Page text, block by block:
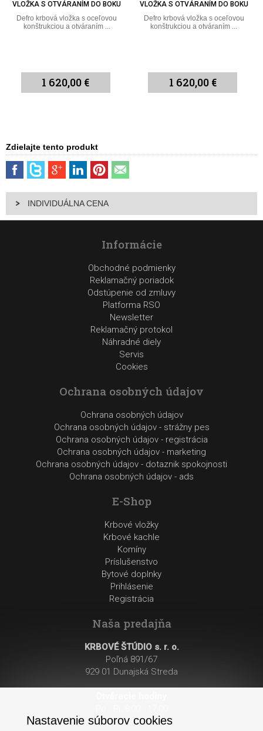
VLOŽKA S OTVÁRANÍM DO BOKU
Defro krbová vložka s oceľovou
konštrukciou a otváraním ...
1 620,00 €
VLOŽKA S OTVÁRANÍM DO BOKU
Defro krbová vložka s oceľovou
konštrukciou a otváraním ...
1 733,00 €
Zdielajte tento produkt
INDIVIDUÁLNA CENA
Informácie
Obchodné podmienky
Reklamačný poriadok
Odstúpenie od zmluvy
Platforma RSO
Newsletter
Reklamačný protokol
Náhradné diely
Servis
Cookies
Ochrana osobných údajov
Ochrana osobných údajov
Ochrana osobných údajov - strážny pes
Ochrana osobných údajov - registrácia
Ochrana osobných údajov - marketing
Ochrana osobných údajov - dotaznik spokojnosti
Ochrana osobných údajov - ads
E-Shop
Krbové vložky
Krbové kachle
Komíny
Príslušenstvo
Bytové doplnky
Prihlásenie
Registrácia
Naša predajňa
KRBOVÉ ŠTÚDIO s. r. o.
Poľná 891/67
929 01 Dunajská Streda
So: 8:00 - 12:00
Nastavenie súborov cookies